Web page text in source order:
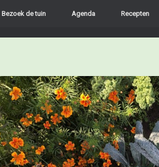
Bezoek de tuin Agenda Recepten